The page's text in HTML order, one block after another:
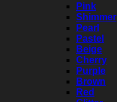
Pink
Shimmer
Pearl
Pastel
Beige
Cherry
Purple
Brown
Red